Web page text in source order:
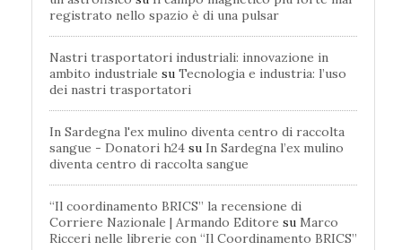
registrato nello spazio è di una pulsar
Nastri trasportatori industriali: innovazione in
ambito industriale su Tecnologia e industria: l’uso
dei nastri trasportatori
In Sardegna l'ex mulino diventa centro di raccolta
sangue - Donatori h24 su In Sardegna l’ex mulino
diventa centro di raccolta sangue
“Il coordinamento BRICS” la recensione di
Corriere Nazionale | Armando Editore su Marco
Ricceri nelle librerie con “Il Coordinamento BRICS”